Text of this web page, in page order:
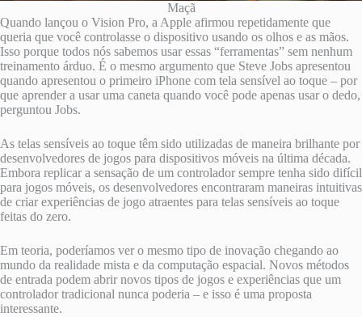
Maçã
Quando lançou o Vision Pro, a Apple afirmou repetidamente que
queria que você controlasse o dispositivo usando os olhos e as mãos.
Isso porque todos nós sabemos usar essas “ferramentas” sem nenhum
treinamento árduo. É o mesmo argumento que Steve Jobs apresentou
quando apresentou o primeiro iPhone com tela sensível ao toque – por
que aprender a usar uma caneta quando você pode apenas usar o dedo,
perguntou Jobs.
As telas sensíveis ao toque têm sido utilizadas de maneira brilhante por
desenvolvedores de jogos para dispositivos móveis na última década.
Embora replicar a sensação de um controlador sempre tenha sido difícil
para jogos móveis, os desenvolvedores encontraram maneiras intuitivas
de criar experiências de jogo atraentes para telas sensíveis ao toque
feitas do zero.
Em teoria, poderíamos ver o mesmo tipo de inovação chegando ao
mundo da realidade mista e da computação espacial. Novos métodos
de entrada podem abrir novos tipos de jogos e experiências que um
controlador tradicional nunca poderia – e isso é uma proposta
interessante.